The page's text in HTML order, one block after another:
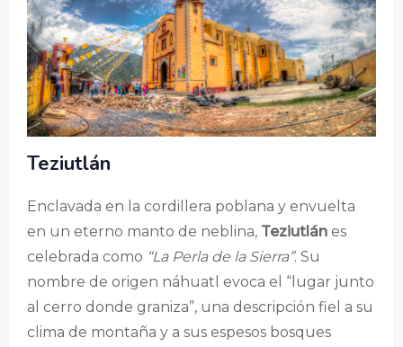
Teziutlán
Enclavada en la cordillera poblana y envuelta
en un eterno manto de neblina, Teziutlán es
celebrada como “La Perla de la Sierra”. Su
nombre de origen náhuatl evoca el “lugar junto
al cerro donde graniza”, una descripción fiel a su
clima de montaña y a sus espesos bosques